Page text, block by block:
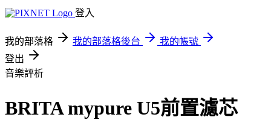
登入
我的部落格 我的部落格後台
我的帳號
登出
音樂評析
BRITA mypure U5前置濾芯